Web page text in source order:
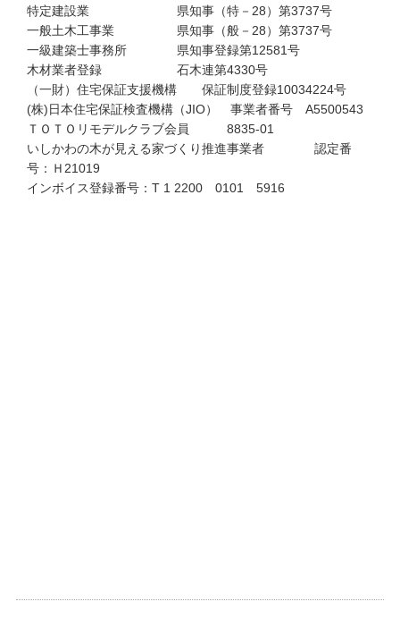
特定建設業 県知事（特－28）第3737号
一般土木工事業 県知事（般－28）第3737号
一級建築士事務所 県知事登録第12581号
木材業者登録 石木連第4330号
（一財）住宅保証支援機構 保証制度登録10034224号
(株)日本住宅保証検査機構（JIO） 事業者番号 A5500543
ＴＯＴＯリモデルクラブ会員 8835-01
いしかわの木が見える家づくり推進事業者 認定番
号：Ｈ21019
インボイス登録番号：T 1 2200 0101 5916